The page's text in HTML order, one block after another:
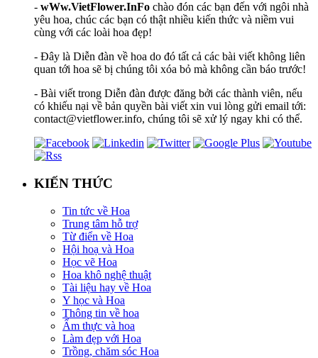
- wWw.VietFlower.InFo chào đón các bạn đến với ngôi nhà
yêu hoa, chúc các bạn có thật nhiều kiến thức và niềm vui
cùng với các loài hoa đẹp!
- Đây là Diễn đàn về hoa do đó tất cả các bài viết không liên
quan tới hoa sẽ bị chúng tôi xóa bỏ mà không cần báo trước!
- Bài viết trong Diễn đàn được đăng bởi các thành viên, nếu
có khiếu nại về bản quyền bài viết xin vui lòng gửi email tới:
contact@vietflower.info, chúng tôi sẽ xử lý ngay khi có thể.
KIẾN THỨC
Tin tức về Hoa
Trung tâm hỗ trợ
Từ điển về Hoa
Hội hoạ và Hoa
Học vẽ Hoa
Hoa khô nghệ thuật
Tài liệu hay về Hoa
Y học và Hoa
Thông tin về hoa
Ẩm thực và hoa
Làm đẹp với Hoa
Trồng, chăm sóc Hoa